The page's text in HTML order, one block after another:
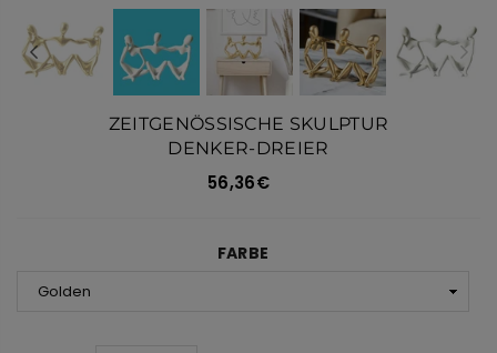
ZEITGENÖSSISCHE SKULPTUR
DENKER-DREIER
Normaler
56,36€
FARBE